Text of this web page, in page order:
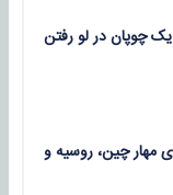
چوپان در لو رفتن
مهار چین، روسیه و